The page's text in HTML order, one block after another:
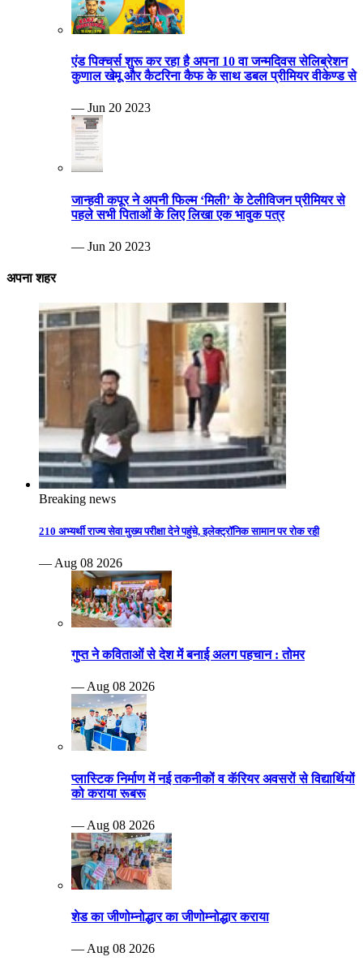
एंड पिक्चर्स शुरू कर रहा है अपना 10 वा जन्मदिवस सेलिब्रेशन
कुणाल खेमू और कैटरिना कैफ के साथ डबल प्रीमियर वीकेण्ड से
— Jun 20 2023
जान्हवी कपूर ने अपनी फिल्म ‘मिली’ के टेलीविजन प्रीमियर से
पहले सभी पिताओं के लिए लिखा एक भावुक पत्र
— Jun 20 2023
अपना शहर
Breaking news
210 अभ्यर्थी राज्य सेवा मुख्य परीक्षा देने पहुंचे, इलेक्ट्रॉनिक सामान पर रोक रही
— Aug 08 2026
गुप्त ने कविताओं से देश में बनाई अलग पहचान : तोमर
— Aug 08 2026
प्लास्टिक निर्माण में नई तकनीकों व कॅरियर अवसरों से विद्यार्थियों
को कराया रूबरू
— Aug 08 2026
शेड का जीणोम्नोद्धार का जीणोम्नोद्धार कराया
— Aug 08 2026